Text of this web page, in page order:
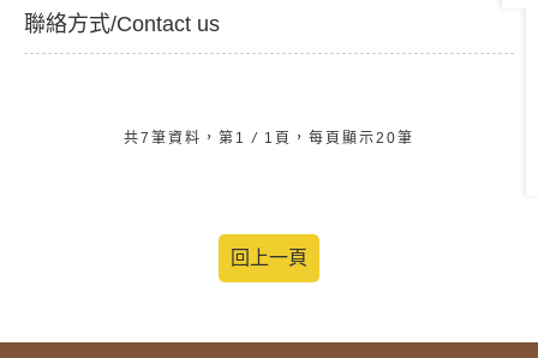
聯絡方式/Contact us
共7筆資料，第1 / 1頁，每頁顯示20筆
回上一頁